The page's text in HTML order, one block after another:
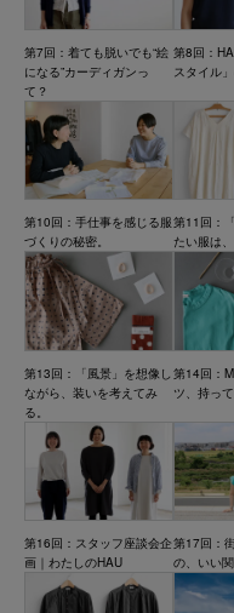
第7回：着ても脱いでも“絵
になる”カーディガンっ
て？
第8回：
スタイル
第10回：手仕事を感じる服
づくりの秘密。
第11回：
たい服は、
第13回：「風景」を想像し
ながら、装いを考えてみ
る。
第14回：
ツ、持っ
第16回：スタッフ座談会企
画｜わたしのHAU
第17回：
の、いい関